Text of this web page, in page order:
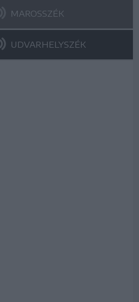
MAROSSZÉK
UDVARHELYSZÉK